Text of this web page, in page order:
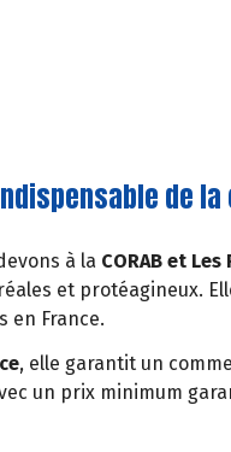
de
à la CORAB et
et protéagineux.
en France.
, elle garantit un
un prix minimum